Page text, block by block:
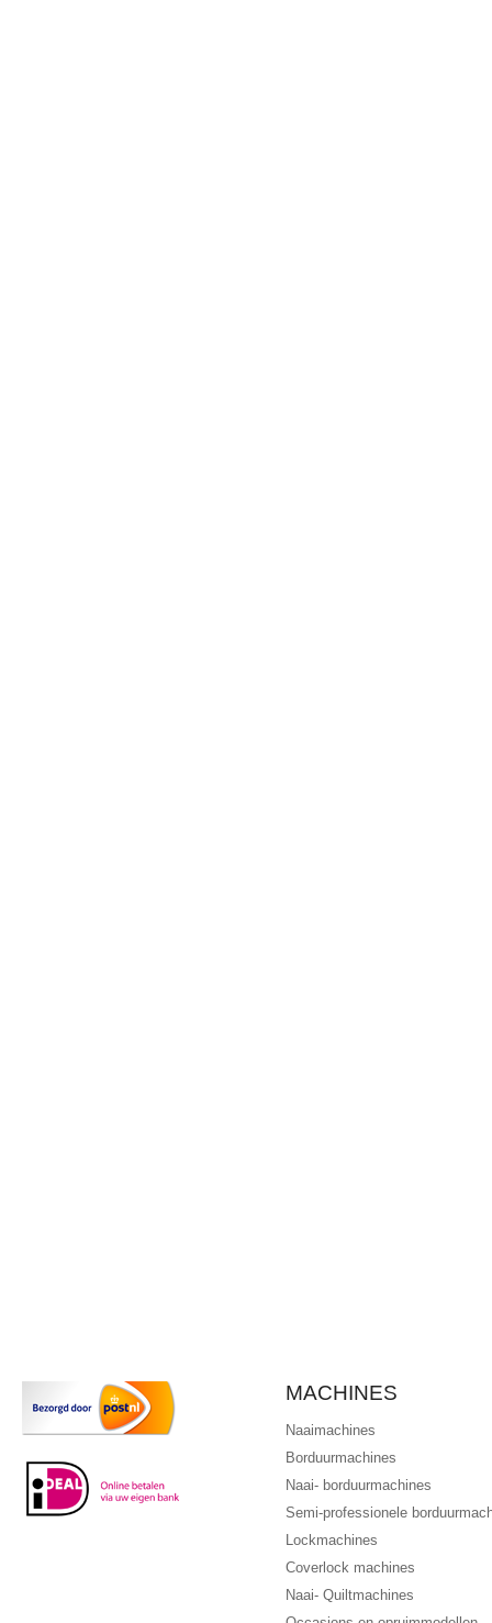
MACHINES
Naaimachines
Borduurmachines
Naai- borduurmachines
Semi-professionele
Lockmachines
Coverlock machines
Naai- Quiltmachines